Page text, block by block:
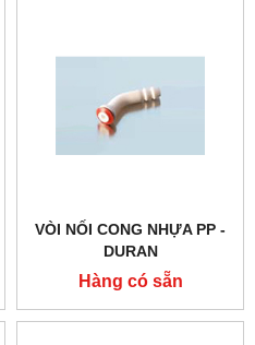
VÒI NỐI CONG NHỰA PP -
DURAN
Hàng có sẵn